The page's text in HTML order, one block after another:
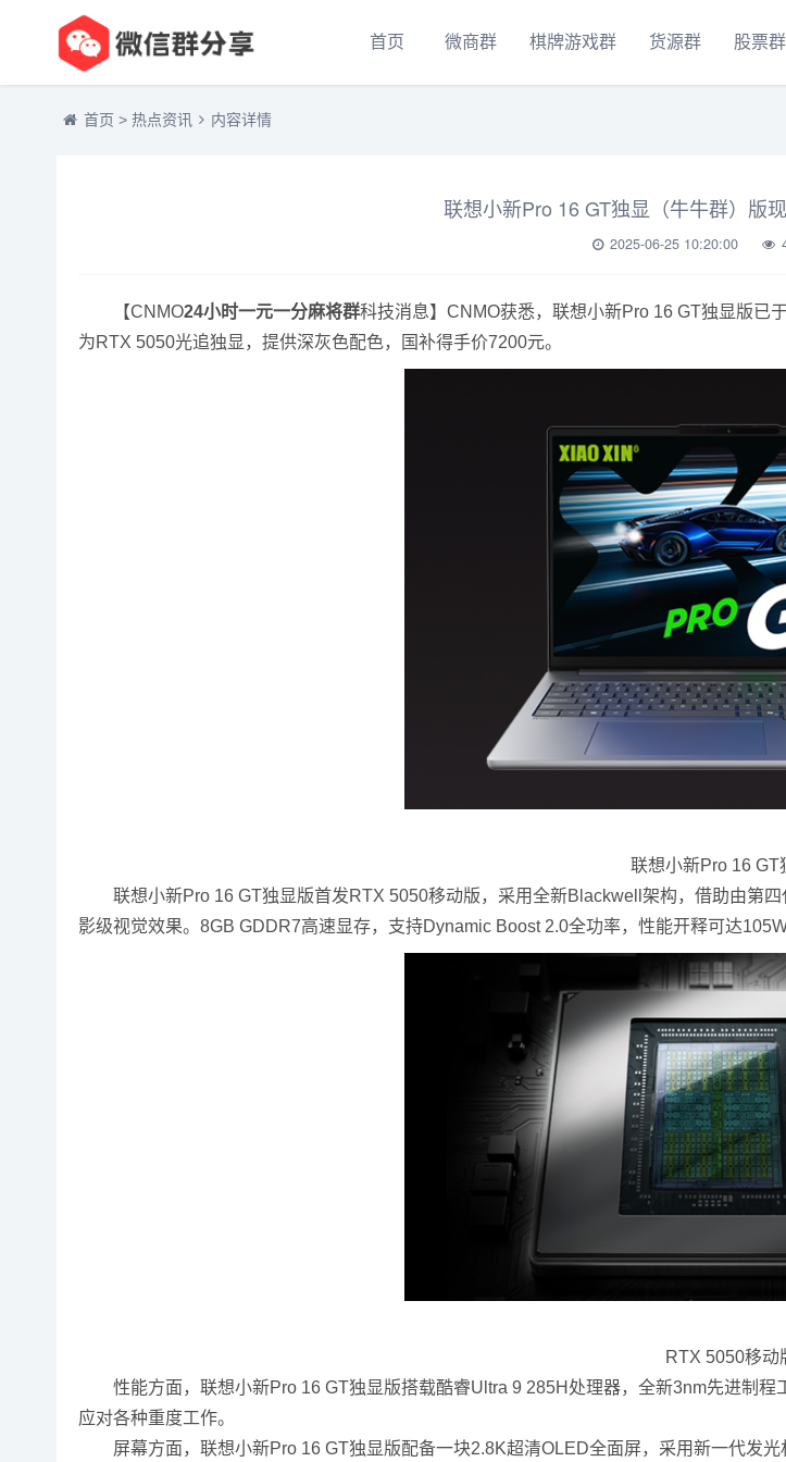
首页 微商群 棋牌游戏群 货源群 股票群
首页 > 热点资讯 内容详情
联想小新Pro 16 GT独显（牛牛群）版
2025-06-25 10:20:00
【CNMO24小时一元一分麻将群科技消息】CNMO获悉，联想小新Pro 16 GT独显版已
为RTX 5050光追独显，提供深灰色配色，国补得手价7200元。
联想小新Pro 16 GT
联想小新Pro 16 GT独显版首发RTX 5050移动版，采用全新Blackwell架构，借助由第四
影级视觉效果。8GB GDDR7高速显存，支持Dynamic Boost 2.0全功率，性能开释可达105W
RTX 5050移动
性能方面，联想小新Pro 16 GT独显版搭载酷睿Ultra 9 285H处理器，全新3nm先进制程
应对各种重度工作。
屏幕方面，联想小新Pro 16 GT独显版配备一块2.8K超清OLED全面屏，采用新一代发